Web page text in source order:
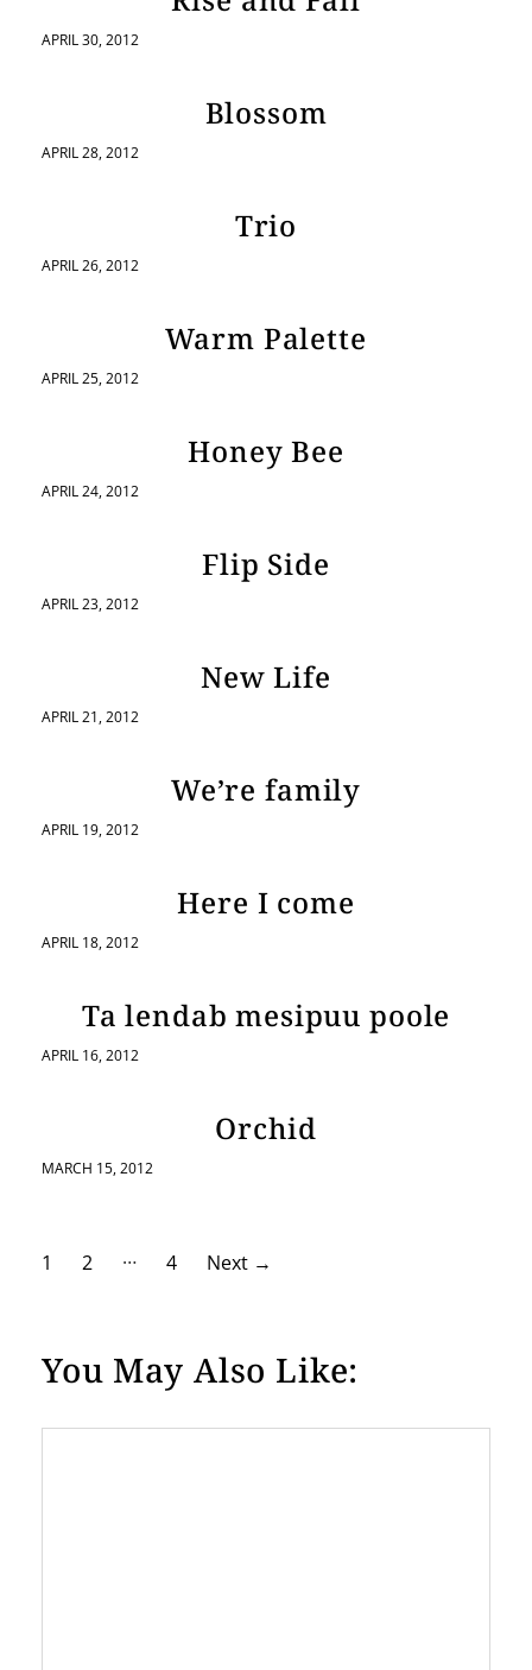
APRIL 30, 2012
Blossom
APRIL 28, 2012
Trio
APRIL 26, 2012
Warm Palette
APRIL 25, 2012
Honey Bee
APRIL 24, 2012
Flip Side
APRIL 23, 2012
New Life
APRIL 21, 2012
We’re family
APRIL 19, 2012
Here I come
APRIL 18, 2012
Ta lendab mesipuu poole
APRIL 16, 2012
Orchid
MARCH 15, 2012
P
t
s
1 2 … 4 Next →
You May Also Like: